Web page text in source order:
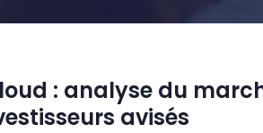
: analyse du
avisés